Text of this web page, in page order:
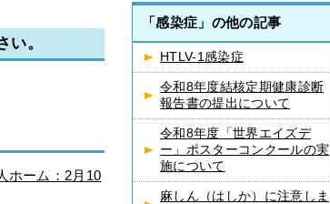
。
ホーム：2月10
「感染症」の他の記事
HTLV-1感染症
令和8年度結核定期健康診断
報告書の提出について
令和8年度「世界エイズデ
ー」ポスターコンクールの実
施について
麻しん（はしか）に注意しま